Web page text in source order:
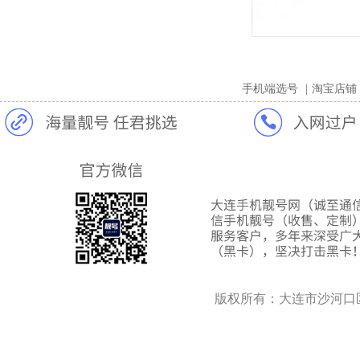
手机端选号 淘宝店铺
版权所有：大连市沙河